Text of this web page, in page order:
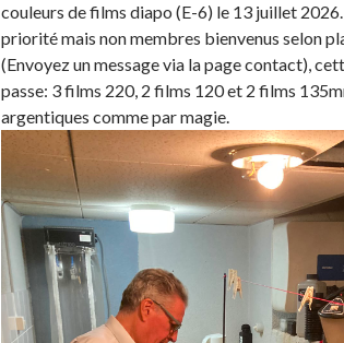
couleurs de films diapo (E-6) le 13 juillet
priorité mais non membres bienvenus selon
(Envoyez un message via la page contact),
passe: 3 films 220, 2 films 120 et 2 films
argentiques comme par magie.